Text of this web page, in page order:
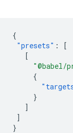
{
"presets" :
[
[
"@babel/
{
}
]
]
}